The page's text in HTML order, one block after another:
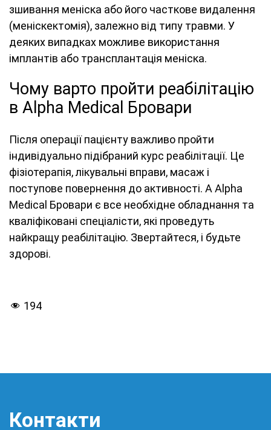
зшивання меніска або його часткове видалення
(меніскектомія), залежно від типу травми. У
деяких випадках можливе використання
імплантів або трансплантація меніска.
Чому варто пройти реабілітацію
в Alpha Medical Бровари
Після операції пацієнту важливо пройти
індивідуально підібраний курс реабілітації. Це
фізіотерапія, лікувальні вправи, масаж і
поступове повернення до активності. А Alpha
Medical Бровари є все необхідне обладнання та
кваліфіковані спеціалісти, які проведуть
найкращу реабілітацію. Звертайтеся, і будьте
здорові.
194
Контакти